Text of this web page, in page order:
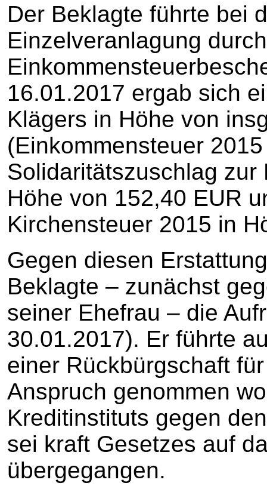
Der Beklagte führte bei
Einzelveranlagung
16.01.2017 ergab sich
Klägers in Höhe von
(Einkommensteuer
Solidaritätszuschlag
Höhe von 152,40 EUR
Kirchensteuer 2015 in
Gegen diesen
Beklagte – zunächst
seiner Ehefrau – die
30.01.2017). Er führte
einer Rückbürgschaft
Anspruch genommen
Kreditinstituts gegen
sei kraft Gesetzes auf
übergegangen.